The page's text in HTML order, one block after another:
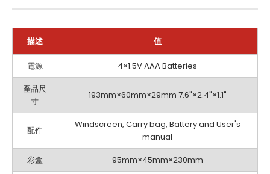
描述 值
電源
4×1.5V AAA Batteries
產品尺
寸
193mm×60mm×29mm 7.6"×2.4"×1.1"
配件
Windscreen, Carry bag, Battery and User's
manual
彩盒
95mm×45mm×230mm